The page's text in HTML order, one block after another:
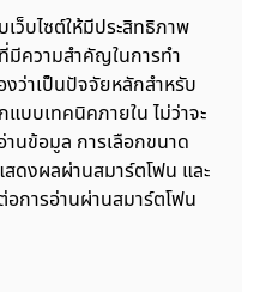
ว็บไซต์ให้มีประสิทธิภาพ
ความสำคัญในการทำ
ว่าเป็นปัจจัยหลักสำหรับ
บบเทคนิคภายใน ไม่ว่าจะ
านข้อมูล การเลือกขนาด
ดงผลผ่านสมาร์ตโฟน และ
อการอ่านผ่านสมาร์ตโฟน